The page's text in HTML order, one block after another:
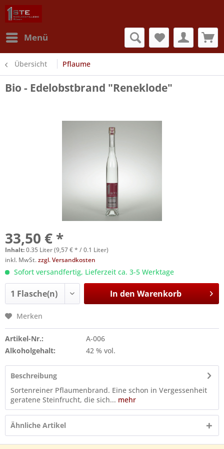
Menü
Übersicht Pflaume
Bio - Edelobstbrand "Reneklode"
33,50 € *
Inhalt:0.35 Liter (9,57 € * / 0.1 Liter)
inkl. MwSt.zzgl. Versandkosten
Sofort versandfertig, Lieferzeit ca. 3-5 Werktage
In den Warenkorb
Merken
Artikel-Nr.:
A-006
Alkoholgehalt:
42 % vol.
Beschreibung
Sortenreiner Pflaumenbrand. Eine schon in Vergessenheit
geratene Steinfrucht, die sich... mehr
Ähnliche Artikel